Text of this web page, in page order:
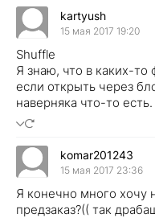
kartyush
15 мая 2017 19:20
Shuffle
Я знаю, что в каких-то
если открыть через
наверняка что-то есть.
komar201243
15 мая 2017 23:36
Я конечно много хочу
предзаказ?(( так